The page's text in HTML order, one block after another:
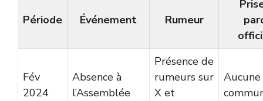
Période Événement Rumeur
Fév
2024
Absence à
l’Assemblée
Présence de
rumeurs sur
X et
Aucune